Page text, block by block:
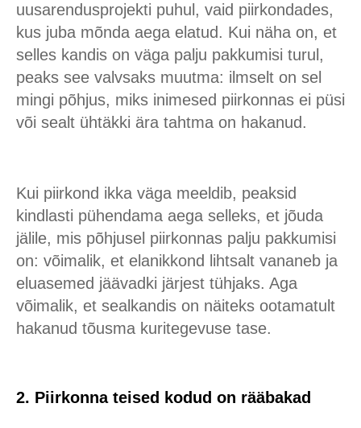
uusarendusprojekti puhul, vaid piirkondades,
kus juba mõnda aega elatud. Kui näha on, et
selles kandis on väga palju pakkumisi turul,
peaks see valvsaks muutma: ilmselt on sel
mingi põhjus, miks inimesed piirkonnas ei püsi
või sealt ühtäkki ära tahtma on hakanud.
Kui piirkond ikka väga meeldib, peaksid
kindlasti pühendama aega selleks, et jõuda
jälile, mis põhjusel piirkonnas palju pakkumisi
on: võimalik, et elanikkond lihtsalt vananeb ja
eluasemed jäävadki järjest tühjaks. Aga
võimalik, et sealkandis on näiteks ootamatult
hakanud tõusma kuritegevuse tase.
2. Piirkonna teised kodud on rääbakad